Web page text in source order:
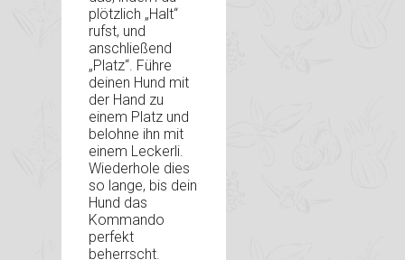
plötzlich „Halt“
rufst, und
anschließend
„Platz“. Führe
deinen Hund mit
der Hand zu
einem Platz und
belohne ihn mit
einem Leckerli.
Wiederhole dies
so lange, bis dein
Hund das
Kommando
perfekt
beherrscht.